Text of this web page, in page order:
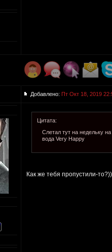
Добавлено: Пт Окт 18, 2019
Цитата:
Слетал тут на недельку
вода Very Happy
Как же тебя пропустили-